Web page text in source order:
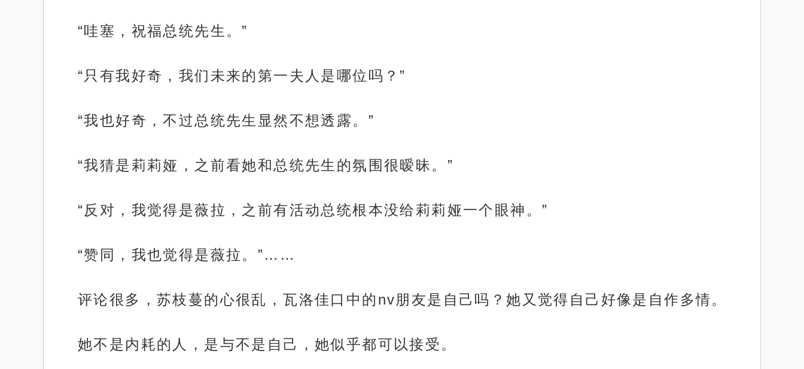
“哇塞，祝福总统先生。”
“只有我好奇，我们未来的第一夫人是哪位吗？”
“我也好奇，不过总统先生显然不想透露。”
“我猜是莉莉娅，之前看她和总统先生的氛围很暧昧。”
“反对，我觉得是薇拉，之前有活动总统根本没给莉莉娅一个眼神。”
“赞同，我也觉得是薇拉。”……
评论很多，苏枝蔓的心很乱，瓦洛佳口中的nv朋友是自己吗？她又觉得自己好像是自作多情。
她不是内耗的人，是与不是自己，她似乎都可以接受。